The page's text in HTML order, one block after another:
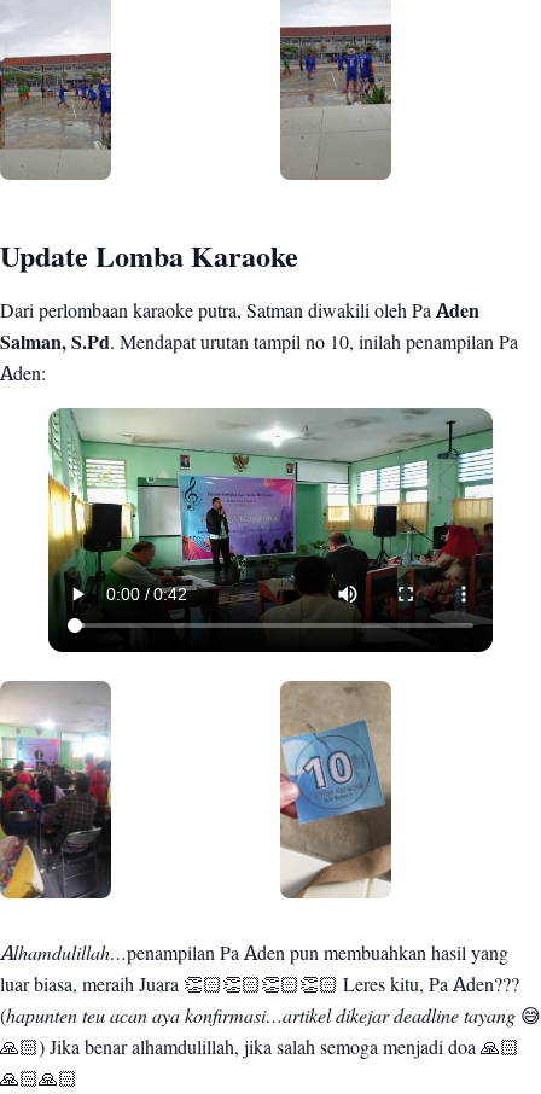
Update Lomba Karaoke
Dari perlombaan karaoke putra, Satman diwakili oleh Pa Aden
Salman, S.Pd. Mendapat urutan tampil no 10, inilah penampilan Pa
Aden:
Alhamdulillah…penampilan Pa Aden pun membuahkan hasil yang
luar biasa, meraih Juara 👏🏻👏🏻👏🏻👏🏻 Leres kitu, Pa Aden???
(hapunten teu acan aya konfirmasi…artikel dikejar deadline tayang 😅
🙏🏻) Jika benar alhamdulillah, jika salah semoga menjadi doa 🙏🏻
🙏🏻🙏🏻